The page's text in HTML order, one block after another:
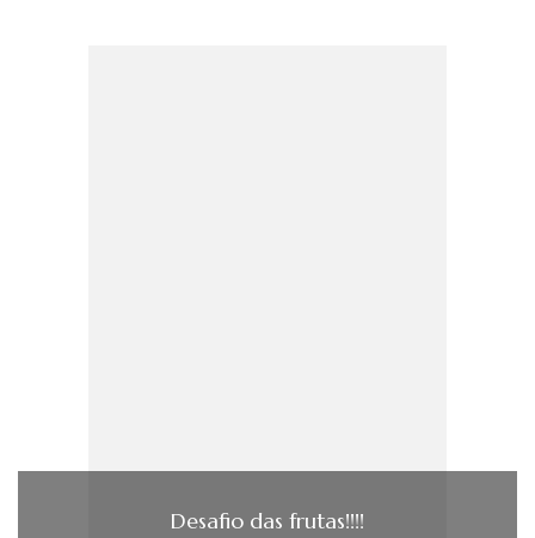
Desafio das frutas!!!!